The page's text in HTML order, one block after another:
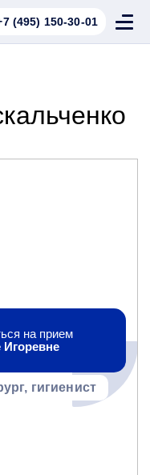
(495) 150-30-01
гигиенист
на прием
Игоревне